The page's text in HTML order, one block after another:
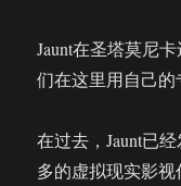
Jaunt在圣塔莫尼
们在这里用自己的
在过去，Jaunt已
多的虚拟现实影